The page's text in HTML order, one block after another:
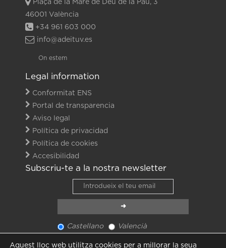
Plaça de la Mare de Déu de la Pau, 3
46001 València
+34 961 603 000
info@adeituv.es
On estem
Legal information
Conformitat ENS
Portal de transparencia
Aviso legal
Política de privacidad
Política de cookies
Accesibilidad
Subscriu-te a la nostra newsletter
Castellano Valencià
Veure últim newsletter
Aquest lloc web utilitza cookies per a millorar la seua